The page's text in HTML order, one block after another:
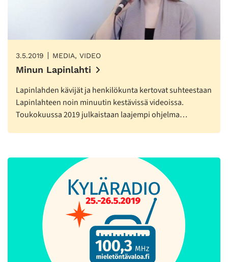
3.5.2019 MEDIA, VIDEO
Minun Lapinlahti
Lapinlahden kävijät ja henkilökunta kertovat suhteestaan
Lapinlahteen noin minuutin kestävissä videoissa.
Toukokuussa 2019 julkaistaan laajempi ohjelma…